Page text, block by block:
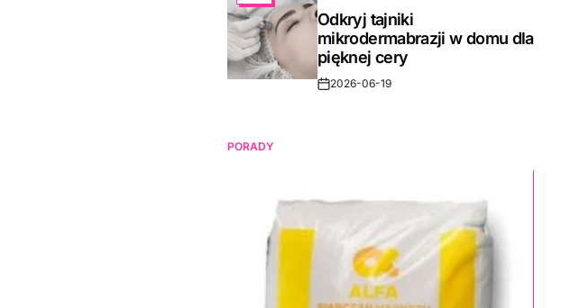
IN
Odkryj tajniki
mikrodermabrazji w domu dla
pięknej cery
Post2026-06-19
PORADY